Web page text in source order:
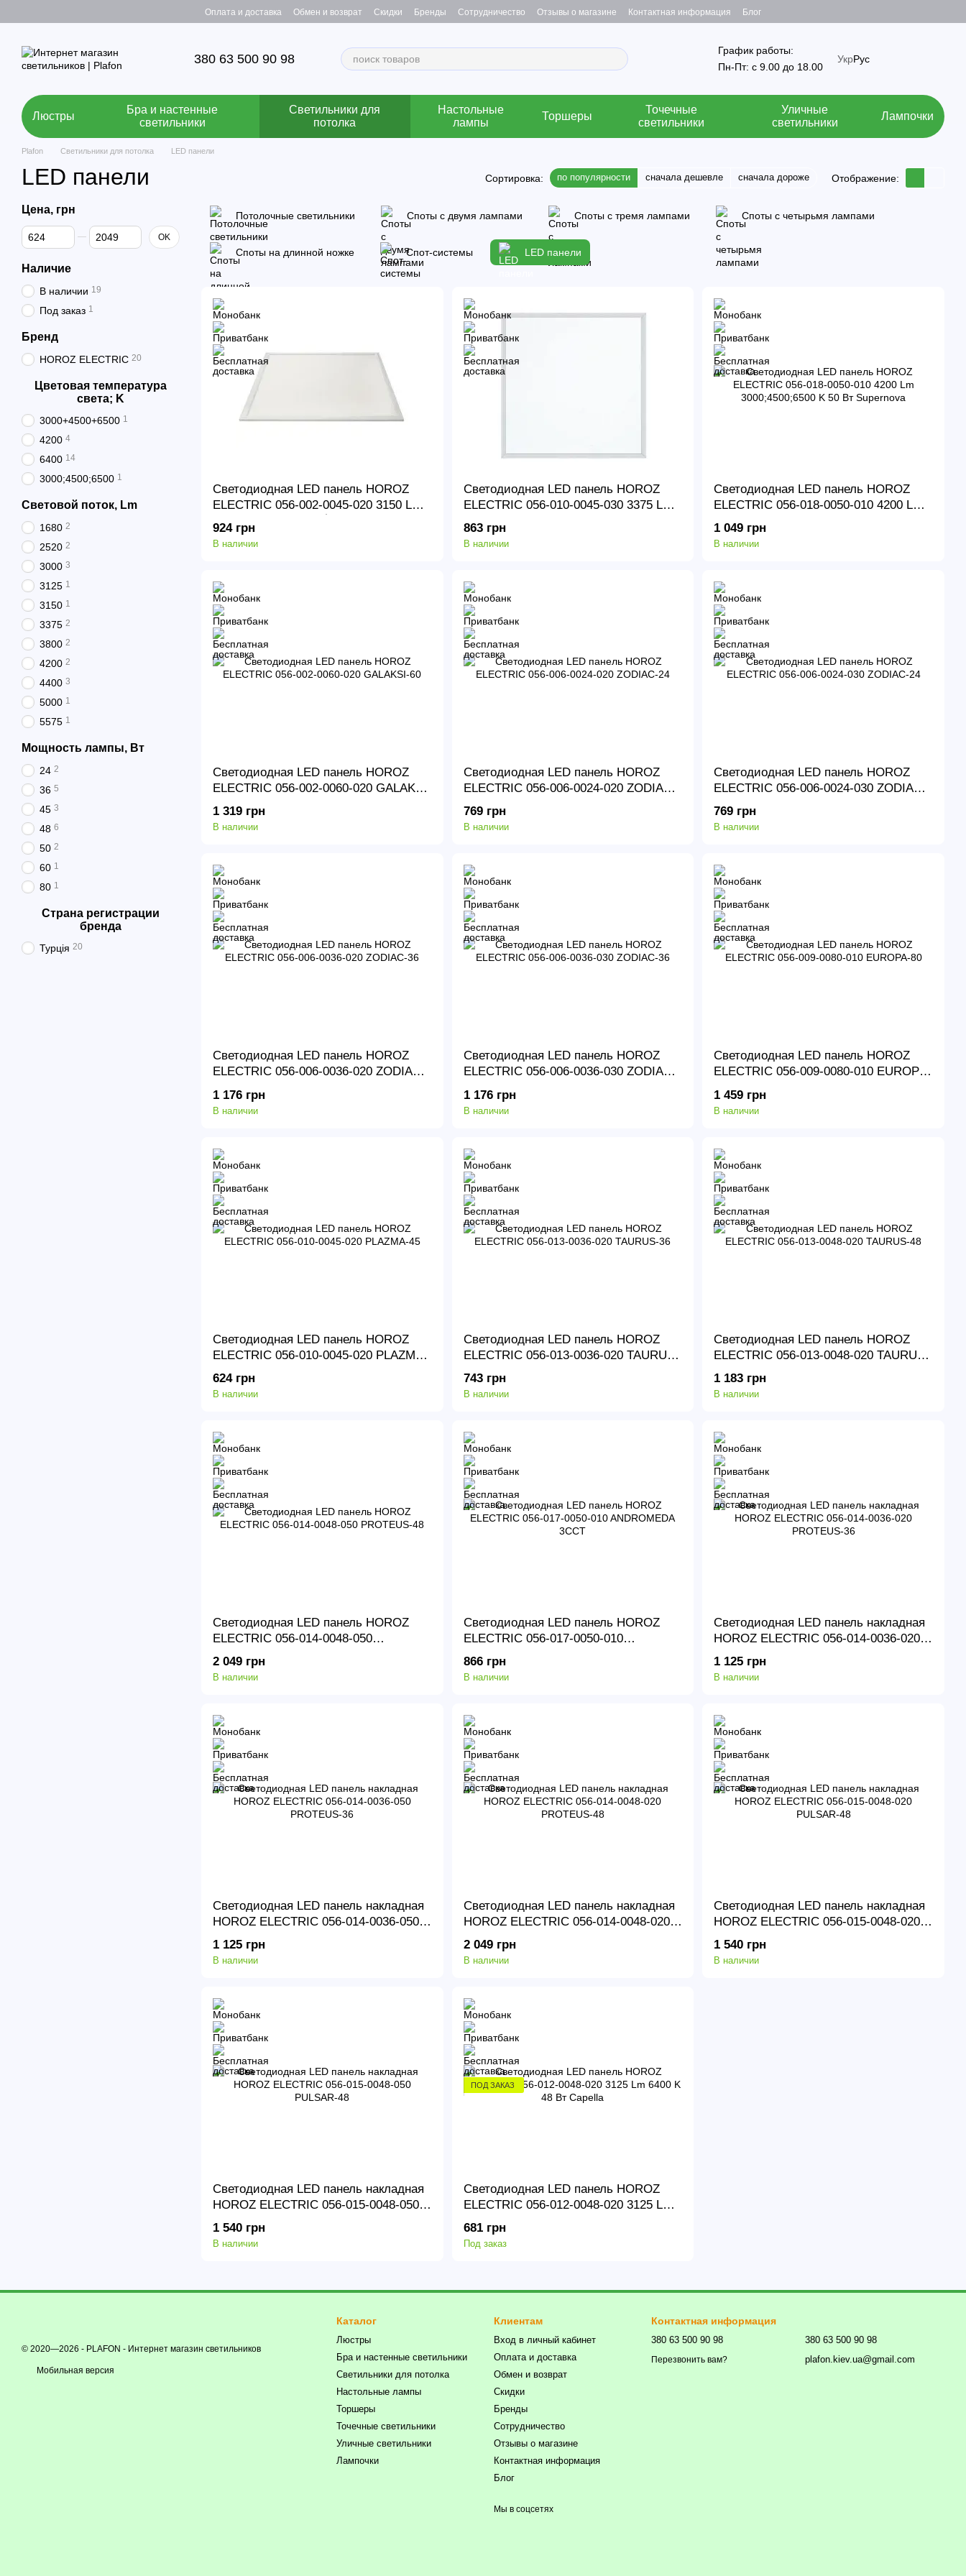
Оплата и доставка Обмен и возврат Скидки Бренды Сотрудничество Отзывы о магазине Контактная информация Блог
380 63 500 90 98
График работы:
Пн-Пт: с 9.00 до 18.00
УкрРус
Люстры
Бра и настенные
светильники
Светильники для
потолка
Настольные
лампы
Торшеры
Точечные
светильники
Уличные
светильники
Лампочки
Plafon Светильники для потолка LED панели
LED панели Сортировка: по популярности сначала дешевле сначала дороже Отображение:
Потолочные светильники Споты с двумя лампами Споты с тремя лампами Споты с четырьмя лампами
Споты на длинной ножке Спот-системы LED панели
Светодиодная LED панель HOROZ
ELECTRIC 056-002-0045-020 3150 Lm
6400 K 45 Вт Galaksi̇
924 грн
В наличии
Светодиодная LED панель HOROZ
ELECTRIC 056-010-0045-030 3375 Lm
4200 K 45 Вт Plazma
863 грн
В наличии
Светодиодная LED панель HOROZ
ELECTRIC 056-018-0050-010 4200 Lm
3000;4500;6500 K 50 Вт Supernova
1 049 грн
В наличии
Светодиодная LED панель HOROZ
ELECTRIC 056-002-0060-020 GALAKSI-
60
1 319 грн
В наличии
Светодиодная LED панель HOROZ
ELECTRIC 056-006-0024-020 ZODIAC-
24
769 грн
В наличии
Светодиодная LED панель HOROZ
ELECTRIC 056-006-0024-030 ZODIAC-
24
769 грн
В наличии
Светодиодная LED панель HOROZ
ELECTRIC 056-006-0036-020 ZODIAC-
36
1 176 грн
В наличии
Светодиодная LED панель HOROZ
ELECTRIC 056-006-0036-030 ZODIAC-
36
1 176 грн
В наличии
Светодиодная LED панель HOROZ
ELECTRIC 056-009-0080-010 EUROPA-
80
1 459 грн
В наличии
Светодиодная LED панель HOROZ
ELECTRIC 056-010-0045-020 PLAZMA-
45
624 грн
В наличии
Светодиодная LED панель HOROZ
ELECTRIC 056-013-0036-020 TAURUS-
36
743 грн
В наличии
Светодиодная LED панель HOROZ
ELECTRIC 056-013-0048-020 TAURUS-
48
1 183 грн
В наличии
Светодиодная LED панель HOROZ
ELECTRIC 056-014-0048-050
PROTEUS-48
2 049 грн
В наличии
Светодиодная LED панель HOROZ
ELECTRIC 056-017-0050-010
ANDROMEDA 3CCT
866 грн
В наличии
Светодиодная LED панель накладная
HOROZ ELECTRIC 056-014-0036-020
PROTEUS-36
1 125 грн
В наличии
Светодиодная LED панель накладная
HOROZ ELECTRIC 056-014-0036-050
PROTEUS-36
1 125 грн
В наличии
Светодиодная LED панель накладная
HOROZ ELECTRIC 056-014-0048-020
PROTEUS-48
2 049 грн
В наличии
Светодиодная LED панель накладная
HOROZ ELECTRIC 056-015-0048-020
PULSAR-48
1 540 грн
В наличии
Светодиодная LED панель накладная
HOROZ ELECTRIC 056-015-0048-050
PULSAR-48
1 540 грн
В наличии
ПОД ЗАКАЗ
Светодиодная LED панель HOROZ
ELECTRIC 056-012-0048-020 3125 Lm
6400 K 48 Вт Capella
681 грн
Под заказ
Цена, грн
От Цена, грн
До Цена, грн OK
Наличие
В наличии 19
Под заказ 1
Бренд
HOROZ ELECTRIC 20
Цветовая температура
света; K
3000+4500+6500 1
4200 4
6400 14
3000;4500;6500 1
Световой поток, Lm
1680 2
2520 2
3000 3
3125 1
3150 1
3375 2
3800 2
4200 2
4400 3
5000 1
5575 1
Мощность лампы, Вт
24 2
36 5
45 3
48 6
50 2
60 1
80 1
Страна регистрации
бренда
Турція 20
© 2020—2026 - PLAFON - Интернет магазин светильников
Мобильная версия
Каталог
Люстры
Бра и настенные светильники
Светильники для потолка
Настольные лампы
Торшеры
Точечные светильники
Уличные светильники
Лампочки
Клиентам
Вход в личный кабинет
Оплата и доставка
Обмен и возврат
Скидки
Бренды
Сотрудничество
Отзывы о магазине
Контактная информация
Блог
Мы в соцсетях
Контактная информация
380 63 500 90 98
Перезвонить вам?
380 63 500 90 98
plafon.kiev.ua@gmail.com